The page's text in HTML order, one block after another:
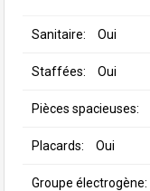
Sanitaire: Oui
Staffées: Oui
Pièces spacieuses:
Placards: Oui
Groupe électrogène: